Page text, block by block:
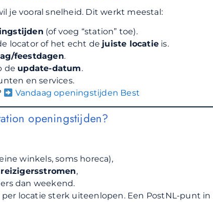
je vooral snelheid. Dit werkt meestal:
(of voeg “station” toe).
locator of het echt de juiste locatie is.
feestdagen.
de update-datum.
en services.
Vandaag openingstijden Best
openingstijden?
winkels, soms horeca),
reizigersstromen,
dan weekend.
locatie sterk uiteenlopen. Een PostNL-punt